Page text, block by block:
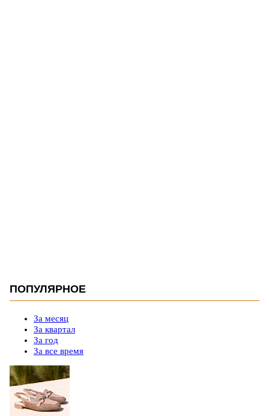
ПОПУЛЯРНОЕ
За месяц
За квартал
За год
За все время